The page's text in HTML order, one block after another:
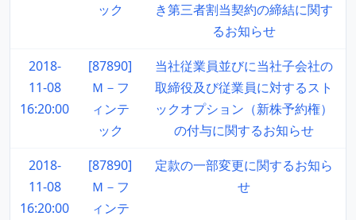
ック
き第三者割当契約の締結に関す
るお知らせ
2018-
11-08
16:20:00
[87890]
Ｍ－フ
ィンテ
ック
当社従業員並びに当社子会社の
取締役及び従業員に対するスト
ックオプション（新株予約権）
の付与に関するお知らせ
2018-
11-08
16:20:00
[87890]
Ｍ－フ
ィンテ
定款の一部変更に関するお知ら
せ